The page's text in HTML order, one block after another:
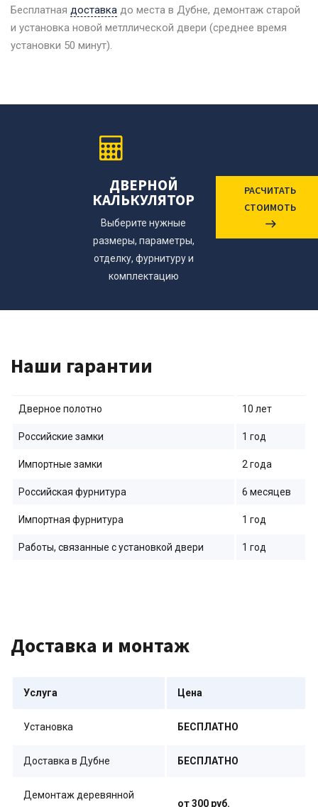
Бесплатная доставка до места в Дубне, демонтаж старой
и установка новой метллической двери (среднее время
установки 50 минут).
ДВЕРНОЙ
КАЛЬКУЛЯТОР
Выберите нужные
размеры, параметры,
отделку, фурнитуру и
комплектацию
РАСЧИТАТЬ
СТОИМОТЬ
Наши гарантии
Дверное полотно 10 лет
Российские замки 1 год
Импортные замки 2 года
Российская фурнитура 6 месяцев
Импортная фурнитура 1 год
Работы, связанные с установкой двери 1 год
Доставка и монтаж
Услуга Цена
Установка БЕСПЛАТНО
Доставка в Дубне БЕСПЛАТНО
Демонтаж деревянной
от 300 руб.